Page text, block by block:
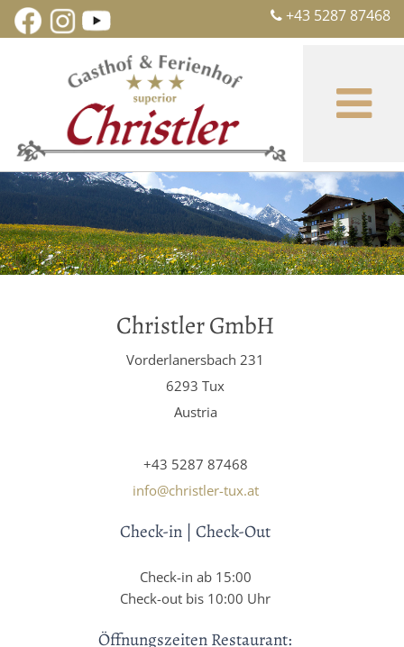
 +43 5287 87468
Christler GmbH
Vorderlanersbach 231
6293 Tux
Austria
+43 5287 87468
info@christler-tux.at
Check-in | Check-Out
Check-in ab 15:00
Check-out bis 10:00 Uhr
Öffnungszeiten Restaurant: